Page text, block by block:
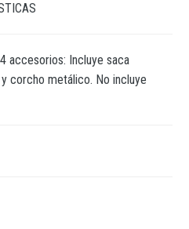
accesorios: Incluye saca
corcho metálico. No incluye